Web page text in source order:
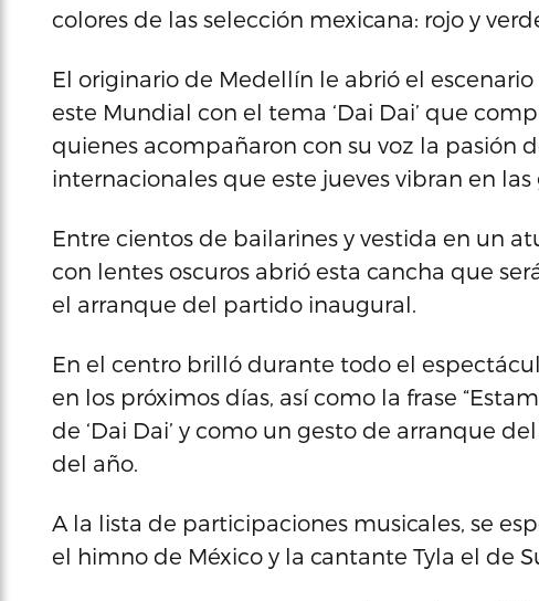
colores de las selección mexicana: rojo y
El originario de Medellín le abrió el
este Mundial con el tema ‘Dai Dai’ que
quienes acompañaron con su voz la pasión
internacionales que este jueves vibran en
Entre cientos de bailarines y vestida en un
con lentes oscuros abrió esta cancha que
el arranque del partido inaugural.
En el centro brilló durante todo el
en los próximos días, así como la frase
de ‘Dai Dai’ y como un gesto de arranque
del año.
A la lista de participaciones musicales, se
el himno de México y la cantante Tyla el de